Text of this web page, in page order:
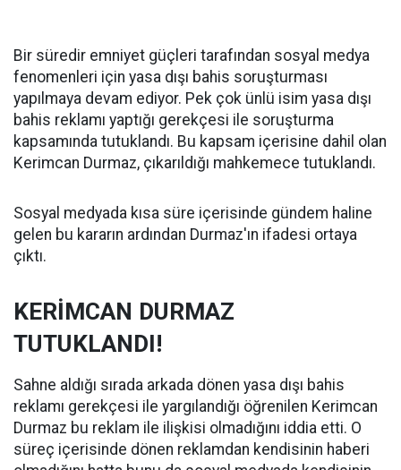
Bir süredir emniyet güçleri tarafından sosyal medya
fenomenleri için yasa dışı bahis soruşturması
yapılmaya devam ediyor. Pek çok ünlü isim yasa dışı
bahis reklamı yaptığı gerekçesi ile soruşturma
kapsamında tutuklandı. Bu kapsam içerisine dahil olan
Kerimcan Durmaz, çıkarıldığı mahkemece tutuklandı.
Sosyal medyada kısa süre içerisinde gündem haline
gelen bu kararın ardından Durmaz'ın ifadesi ortaya
çıktı.
KERİMCAN DURMAZ
TUTUKLANDI!
Sahne aldığı sırada arkada dönen yasa dışı bahis
reklamı gerekçesi ile yargılandığı öğrenilen Kerimcan
Durmaz bu reklam ile ilişkisi olmadığını iddia etti. O
süreç içerisinde dönen reklamdan kendisinin haberi